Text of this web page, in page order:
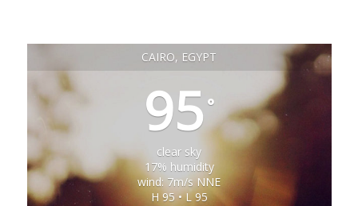
CAIRO, EGYPT
95 °
clear sky
17% humidity
wind: 7m/s NNE
H 95 • L 95